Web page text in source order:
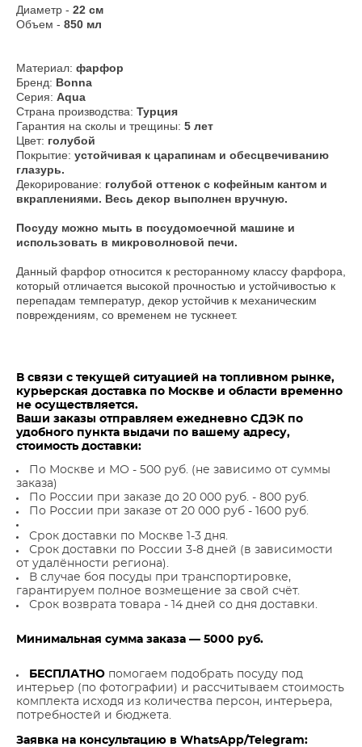
Диаметр - 22 см
Объем - 850 мл
Материал: фарфор
Бренд: Bonna
Серия: Aqua
Страна производства: Турция
Гарантия на сколы и трещины: 5 лет
Цвет: голубой
Покрытие: устойчивая к царапинам и обесцвечиванию
глазурь.
Декорирование: голубой оттенок с кофейным кантом и
вкраплениями. Весь декор выполнен вручную.
​Посуду можно мыть в посудомоечной машине и
использовать в микроволновой печи.
Данный фарфор относится к ресторанному классу фарфора,
который отличается высокой прочностью и устойчивостью к
перепадам температур, декор устойчив к механическим
повреждениям, со временем не тускнеет.
В связи с текущей ситуацией на топливном рынке,
курьерская доставка по Москве и области временно
не осуществляется.
Ваши заказы отправляем ежедневно СДЭК по
удобного пункта выдачи по вашему адресу,
стоимость доставки:
По Москве и МО - 500 руб. (не зависимо от суммы
заказа)
По России при заказе до 20 000 руб. - 800 руб.
По России при заказе от 20 000 руб - 1600 руб.
Срок доставки по Москве 1-3 дня.
Срок доставки по России 3-8 дней (в зависимости
от удалённости региона).
В случае боя посуды при транспортировке,
гарантируем полное возмещение за свой счёт.
Срок возврата товара - 14 дней со дня доставки.
Минимальная сумма заказа — 5000 руб.
БЕСПЛАТНО помогаем подобрать посуду под
интерьер (по фотографии) и рассчитываем стоимость
комплекта исходя из количества персон, интерьера,
потребностей и бюджета.
Заявка на консультацию в WhatsApp/Telegram: